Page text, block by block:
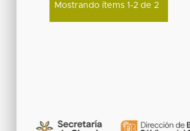
Mostrando ítems 1-2 de 2